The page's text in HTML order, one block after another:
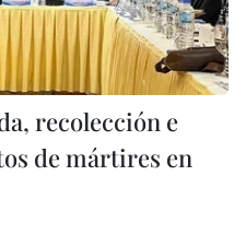
recolección e
de mártires en